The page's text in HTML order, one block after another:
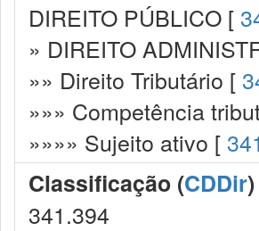
DIREITO PÚBLICO [
» DIREITO
»» Direito Tributário [
»»» Competência
»»»» Sujeito ativo [
Classificação (CDDir)
341.394